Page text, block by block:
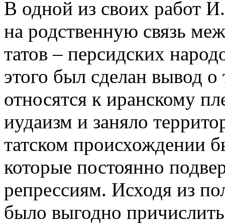
В одной из своих работ
на родственную связь
татов – персидских
этого был сделан вывод о
относятся к иранскому
иудаизм и заняло
татском происхождении
которые постоянно
репрессиям. Исходя из
было выгодно